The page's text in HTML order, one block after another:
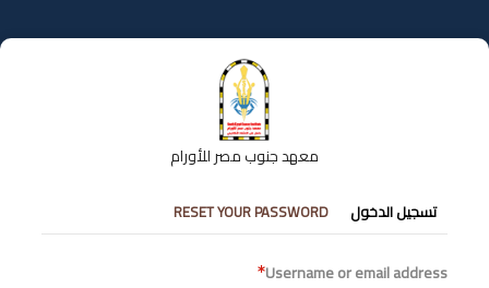
إلى
المحتوى
معهد جنوب مصر للأورام
التبويبات
الأساسية
تسجيل الدخول RESET YOUR PASSWORD
Username or email address